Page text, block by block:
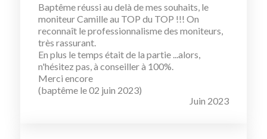
Baptême réussi au delà de mes souhaits, le
moniteur Camille au TOP du TOP !!! On
reconnaît le professionnalisme des moniteurs,
très rassurant.
En plus le temps était de la partie ...alors,
n'hésitez pas, à conseiller à 100%.
Merci encore
(baptême le 02 juin 2023)
Juin 2023